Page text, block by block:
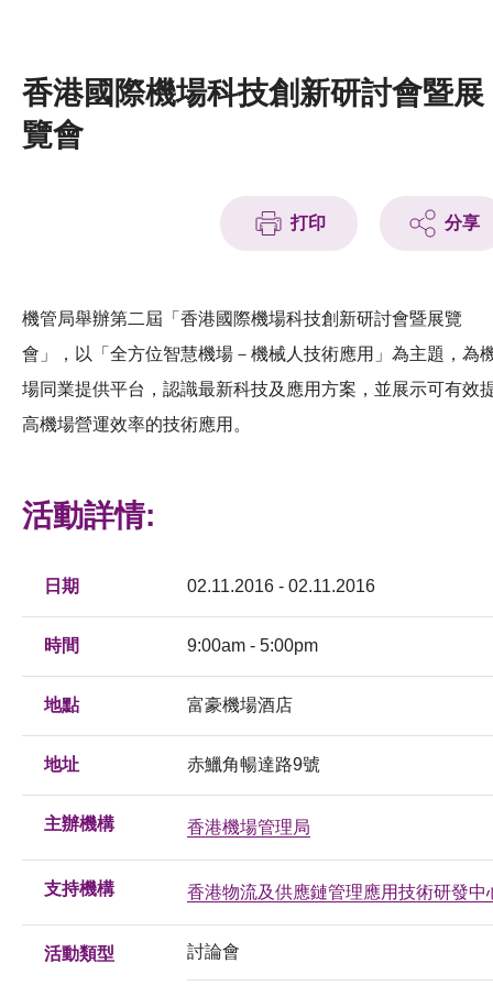
香港國際機場科技創新研討會暨展
覽會
打印 分享
機管局舉辦第二屆「香港國際機場科技創新研討會暨展覽
會」，以「全方位智慧機場－機械人技術應用」為主題，為
場同業提供平台，認識最新科技及應用方案，並展示可有效
高機場營運效率的技術應用。
活動詳情:
日期 02.11.2016 - 02.11.2016
時間 9:00am - 5:00pm
地點 富豪機場酒店
地址 赤鱲角暢達路9號
主辦機構 香港機場管理局
支持機構 香港物流及供應鏈管理應用技術研發中
活動類型 討論會